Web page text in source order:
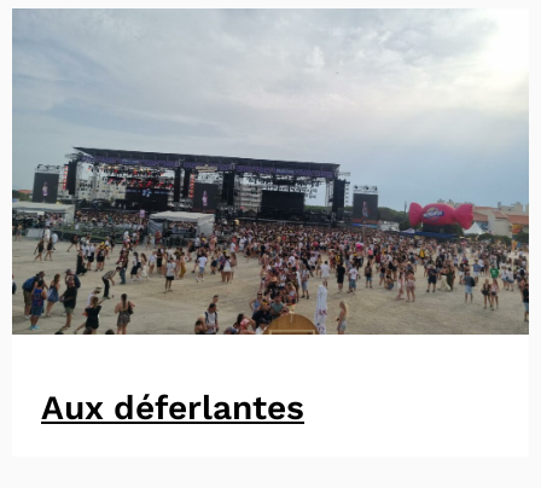
Aux déferlantes